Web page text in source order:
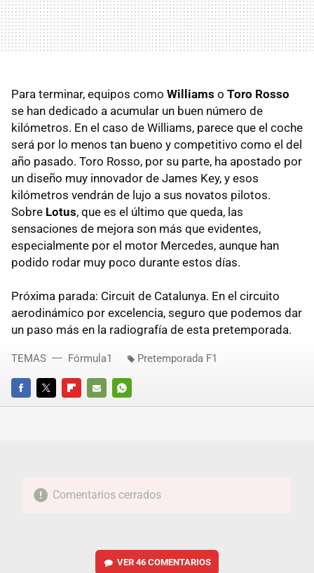
Para terminar, equipos como Williams o Toro Rosso
se han dedicado a acumular un buen número de
kilómetros. En el caso de Williams, parece que el coche
será por lo menos tan bueno y competitivo como el del
año pasado. Toro Rosso, por su parte, ha apostado por
un diseño muy innovador de James Key, y esos
kilómetros vendrán de lujo a sus novatos pilotos.
Sobre Lotus, que es el último que queda, las
sensaciones de mejora son más que evidentes,
especialmente por el motor Mercedes, aunque han
podido rodar muy poco durante estos días.
Próxima parada: Circuit de Catalunya. En el circuito
aerodinámico por excelencia, seguro que podemos dar
un paso más en la radiografía de esta pretemporada.
FACEBOOKTWITTERFLIPBOARD
E-
WHATSAPP
TEMAS Fórmula1 Pretemporada F1
Comentarios cerrados
VER 46 COMENTARIOS